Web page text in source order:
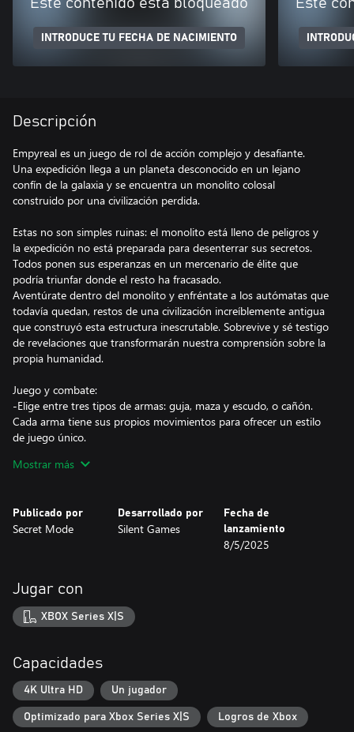
Este contenido está bloqueado
INTRODUCE TU FECHA DE NACIMIENTO
Este
Descripción
Empyreal es un juego de rol de acción complejo y desafiante.
Una expedición llega a un planeta desconocido en un lejano
confín de la galaxia y se encuentra un monolito colosal
construido por una civilización perdida.
Estas no son simples ruinas: el monolito está lleno de peligros y
la expedición no está preparada para desenterrar sus secretos.
Todos ponen sus esperanzas en un mercenario de élite que
podría triunfar donde el resto ha fracasado.
Aventúrate dentro del monolito y enfréntate a los autómatas que
todavía quedan, restos de una civilización increíblemente antigua
que construyó esta estructura inescrutable. Sobrevive y sé testigo
de revelaciones que transformarán nuestra comprensión sobre la
propia humanidad.
Juego y combate:
-Elige entre tres tipos de armas: guja, maza y escudo, o cañón.
Cada arma tiene sus propios movimientos para ofrecer un estilo
de juego único.
un combate basado en habilidades. Domina el campo de batalla
momento justo.
-Encuentra poderoso equipo nuevo y ajusta tus estadísticas a
través de un complejo sistema de modificación para perfeccionar
Sistema de habilidades:
-Empyreal ofrece decenas de habilidades con una amplia variedad
de efectos, como infligir daño, aumentar la defensa o la curación,
-Descubre nuevas habilidades a medida que avanzas en el juego,
las más poderosas están bien escondidas u ocultas al final de
misiones interminables."
"Compleja personalización de personaje:
-Experimenta con múltiples opciones de creación de personaje o
Mostrar más
Publicado por
Secret Mode
Desarrollado por
Silent Games
Fecha de
lanzamiento
8/5/2025
Jugar con
XBOX Series X|S
Capacidades
4K Ultra HD Un jugador
Optimizado para Xbox Series X|S Logros de Xbox